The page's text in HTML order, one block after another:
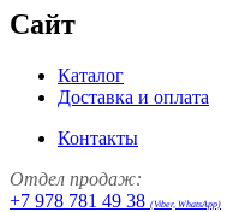
Сайт
Каталог
Доставка и оплата
Контакты
Отдел продаж:
+7 978 781 49 38 (Viber, WhatsApp)